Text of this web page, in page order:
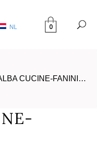
NL 0
CUCINE-FANINI…